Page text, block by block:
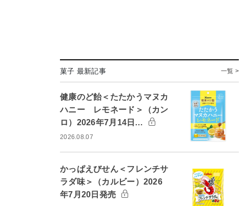
菓子 最新記事 一覧 >
健康のど飴＜たたかうマヌカ
ハニー レモネード＞（カン
ロ）2026年7月14日…
2026.08.07
かっぱえびせん＜フレンチサ
ラダ味＞（カルビー）2026
年7月20日発売